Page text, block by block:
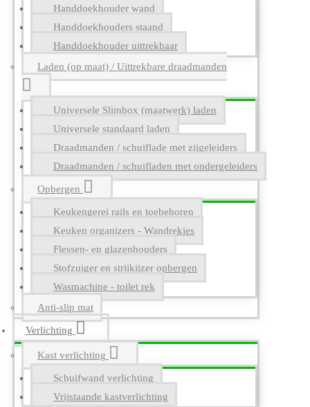
Handdoekhouder wand
Handdoekhouders staand
Handdoekhouder uittrekbaar
Laden (op maat) / Uittrekbare draadmanden
Universele Slimbox (maatwerk) laden
Universele standaard laden
Draadmanden / schuiflade met zijgeleiders
Draadmanden / schuifladen met ondergeleiders
Opbergen
Keukengerei rails en toebehoren
Keuken organizers - Wandrekjes
Flessen- en glazenhouders
Stofzuiger en strijkijzer opbergen
Wasmachine - toilet rek
Anti-slip mat
Verlichting
Kast verlichting
Schuifwand verlichting
Vrijstaande kastverlichting